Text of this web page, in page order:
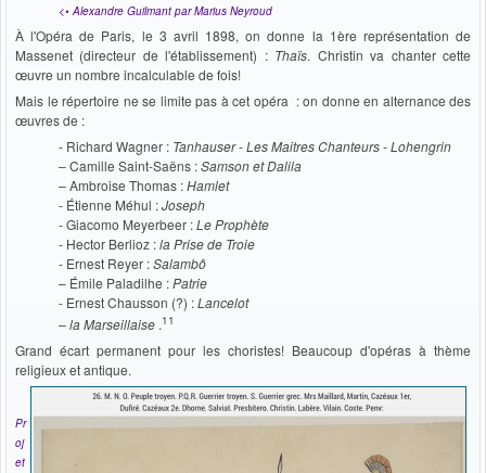
<• Alexandre Guilmant par Marius Neyroud
À l'Opéra de Paris, le 3 avril 1898, on donne la 1ère représentation de
Massenet (directeur de l'établissement) : Thaïs. Christin va chanter cette
œuvre un nombre incalculable de fois!
Mais le répertoire ne se limite pas à cet opéra : on donne en alternance des
œuvres de :
- Richard Wagner : Tanhauser-Les Maitres Chanteurs -Lohengrin
–Camille Saint-Saëns :Samson et Dalila
– Ambroise Thomas :Hamlet
- Étienne Méhul :Joseph
-Giacomo Meyerbeer :Le Prophète
- Hector Berlioz :la Prise de Troie
- Ernest Reyer :Salambô
– Émile Paladilhe :Patrie
- Ernest Chausson (?) :Lancelot
–la Marseillaise .11
Grand écart permanent pour les choristes! Beaucoup d'opéras à thème
religieux et antique.
Pr
oj
et